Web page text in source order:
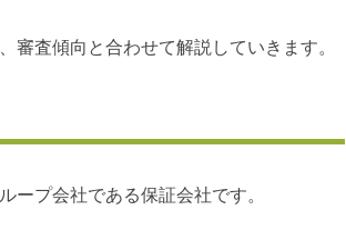
審査傾向と合わせて解説していきます。
ープ会社である保証会社です。